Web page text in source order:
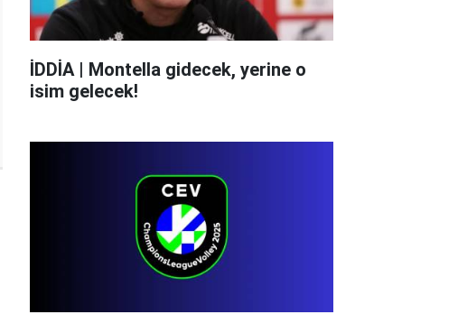
İDDİA | Montella gidecek, yerine o
isim gelecek!